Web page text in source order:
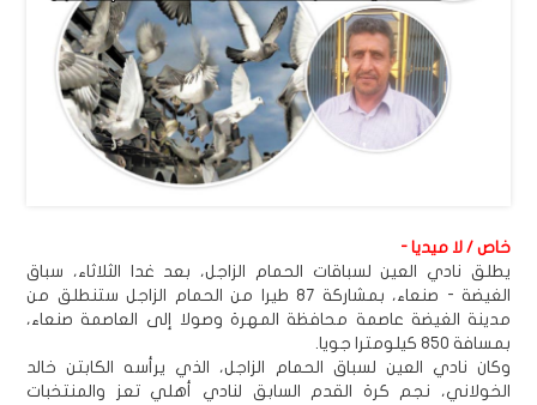
خاص / لا ميديا -
يطلق نادي العين لسباقات الحمام الزاجل، بعد غدا الثلاثاء، سباق
الغيضة - صنعاء، بمشاركة 87 طيرا من الحمام الزاجل ستنطلق من
مدينة الغيضة عاصمة محافظة المهرة وصولا إلى العاصمة صنعاء،
بمسافة 850 كيلومترا جويا.
وكان نادي العين لسباق الحمام الزاجل، الذي يرأسه الكابتن خالد
الخولاني، نجم كرة القدم السابق لنادي أهلي تعز والمنتخبات